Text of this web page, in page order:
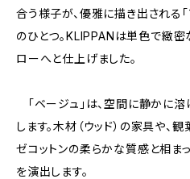
合う様子が、優雅に描き出される
のひとつ。KLIPPANは単色で緻密
ローへと仕上げました。
「ベージュ」は、空間に静かに
します。木材（ウッド）の家具や、
ゼコットンの柔らかな質感と相ま
を演出します。